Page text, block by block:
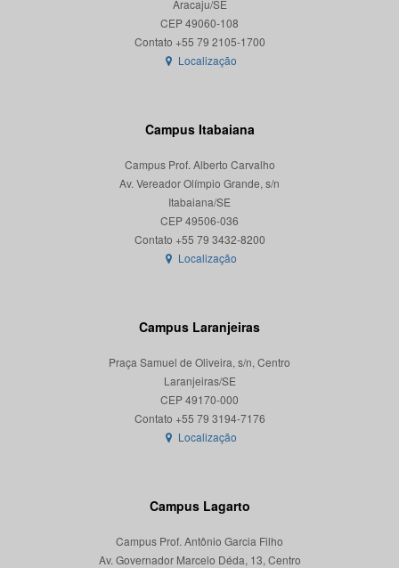
Aracaju/SE
CEP 49060-108
Localização
Campus Itabaiana
Campus Prof. Alberto Carvalho
Av. Vereador Olímpio Grande, s/n
Itabaiana/SE
CEP 49506-036
Localização
Campus Laranjeiras
Praça Samuel de Oliveira, s/n, Centro
Laranjeiras/SE
CEP 49170-000
Localização
Campus Lagarto
Campus Prof. Antônio Garcia Filho
Av. Governador Marcelo Déda, 13, Centro